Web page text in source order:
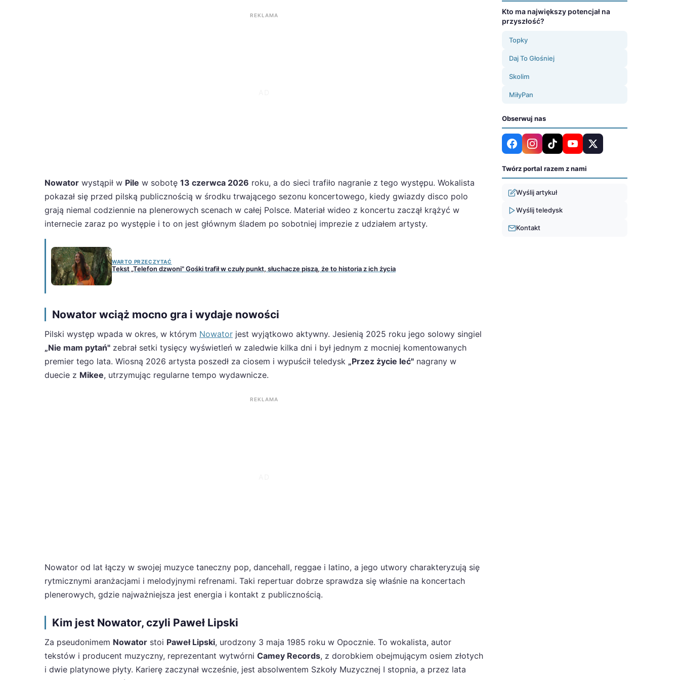
REKLAMA
Nowator wystąpił w Pile w sobotę 13 czerwca 2026 roku, a do sieci trafiło nagranie z tego występu. Wokalista
pokazał się przed pilską publicznością w środku trwającego sezonu koncertowego, kiedy gwiazdy disco polo
grają niemal codziennie na plenerowych scenach w całej Polsce. Materiał wideo z koncertu zaczął krążyć w
internecie zaraz po występie i to on jest głównym śladem po sobotniej imprezie z udziałem artysty.
WARTO PRZECZYTAĆ
Tekst „Telefon dzwoni" Gośki trafił w czuły punkt, słuchacze piszą, że to historia z ich życia
Nowator wciąż mocno gra i wydaje nowości
Pilski występ wpada w okres, w którym Nowator jest wyjątkowo aktywny. Jesienią 2025 roku jego solowy singiel
„Nie mam pytań" zebrał setki tysięcy wyświetleń w zaledwie kilka dni i był jednym z mocniej komentowanych
premier tego lata. Wiosną 2026 artysta poszedł za ciosem i wypuścił teledysk „Przez życie leć" nagrany w
duecie z Mikee, utrzymując regularne tempo wydawnicze.
REKLAMA
Nowator od lat łączy w swojej muzyce taneczny pop, dancehall, reggae i latino, a jego utwory charakteryzują się
rytmicznymi aranżacjami i melodyjnymi refrenami. Taki repertuar dobrze sprawdza się właśnie na koncertach
plenerowych, gdzie najważniejsza jest energia i kontakt z publicznością.
Kim jest Nowator, czyli Paweł Lipski
Za pseudonimem Nowator stoi Paweł Lipski, urodzony 3 maja 1985 roku w Opocznie. To wokalista, autor
tekstów i producent muzyczny, reprezentant wytwórni Camey Records, z dorobkiem obejmującym osiem złotych
i dwie platynowe płyty. Karierę zaczynał wcześnie, jest absolwentem Szkoły Muzycznej I stopnia, a przez lata
Kto ma największy potencjał na
przyszłość?
Topky
Daj To Głośniej
Skolim
MiłyPan
Obserwuj nas
Twórz portal razem z nami
Wyślij artykuł
Wyślij teledysk
Kontakt